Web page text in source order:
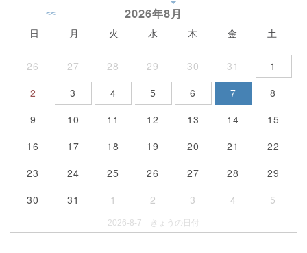
2026年8月
<<
日 月 火 水 木 金 土
26 27 28 29 30 31
1
2
3 4 5 6 7
8
9
10 11 12 13 14
15
16
17 18 19 20 21
22
23
24 25 26 27 28
29
30
31 1 2 3 4 5
2026-8-7 きょうの日付